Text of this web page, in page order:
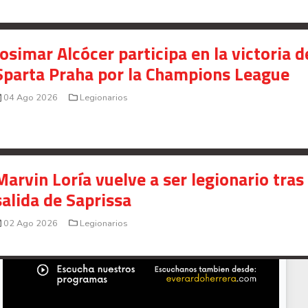
presunto fraude en bienes gananciales
Your Add Here !!
Alcócer participa en la victoria
Praha por la Champions League
04 Ago 2026 Legionarios
Loría vuelve a ser legionario tras
de Saprissa
02 Ago 2026 Legionarios